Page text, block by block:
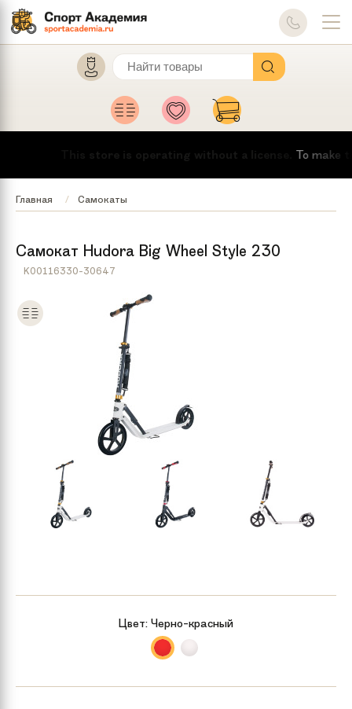
This store is operating without a license. To make
Главная Самокаты
Самокат Hudora Big Wheel Style 230
K00116330-30647
Цвет: Черно-красный